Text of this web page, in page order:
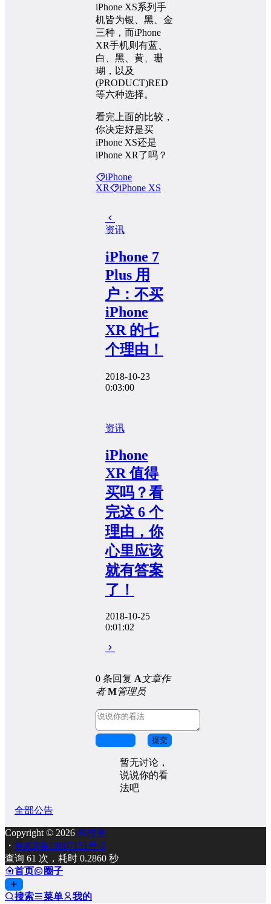
iPhone XS系列手
机皆为银、黑、金
三种，而iPhone
XR手机则有蓝、
白、黑、黄、珊
瑚，以及
(PRODUCT)RED
等六种选择。
看完上面的比较，
你决定好是买
iPhone XS还是
iPhone XR了吗？
iPhone
XR
iPhone XS
资讯
iPhone 7
Plus 用
户：不买
iPhone
XR 的七
个理由！
2018-10-23
0:03:00
资讯
iPhone
XR 值得
买吗？看
完这 6 个
理由，你
心里应该
就有答案
了！
2018-10-25
0:01:02
0 条回复 A文章作
者 M管理员
提交
暂无讨论，
说说你的看
法吧
全部公告
Copyright © 2026 科技兽
・ 鲁ICP备19007151号-5
查询 61 次，耗时 0.2860 秒
首页
圈子
搜索 菜单 我的